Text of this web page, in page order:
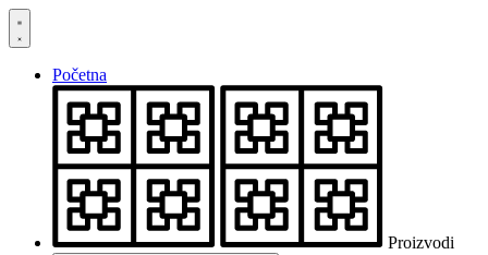
Skočite
na
Početna
Proizvodi